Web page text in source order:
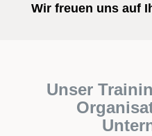
Wir freuen uns auf
Unser